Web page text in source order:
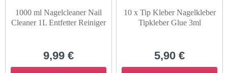
1000 ml Nagelcleaner Nail
Cleaner 1L Entfetter Reiniger
9,99 €
10 x Tip Kleber Nagelkleber
Tipkleber Glue 3ml
5,90 €